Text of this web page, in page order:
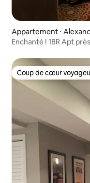
Appartement ⋅
Enchanté ! 1BR Apt
Coup de cœur
Coup de cœur